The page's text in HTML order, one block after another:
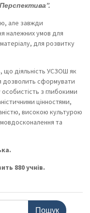
але завжди
належних умов для
для розвитку
що діяльність УСЗОШ як
дозволить сформувати
з глибокими
цінностями,
високою культурою
та
880 учнів.